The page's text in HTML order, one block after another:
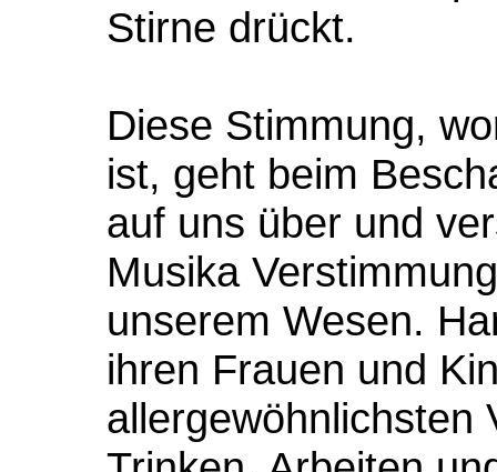
Stirne drückt.
Diese Stimmung,
ist, geht beim
auf uns über und
Musika
unserem Wesen.
ihren Frauen und
allergewöhnlichsten